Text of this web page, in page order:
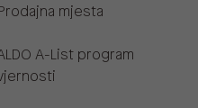
mjesta
A-List program